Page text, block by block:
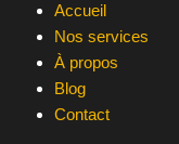
Accueil
Nos services
À propos
Blog
Contact